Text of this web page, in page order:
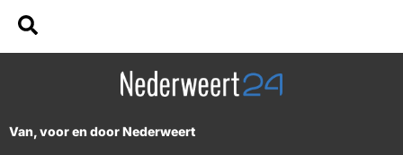
Van, voor en door Nederweert